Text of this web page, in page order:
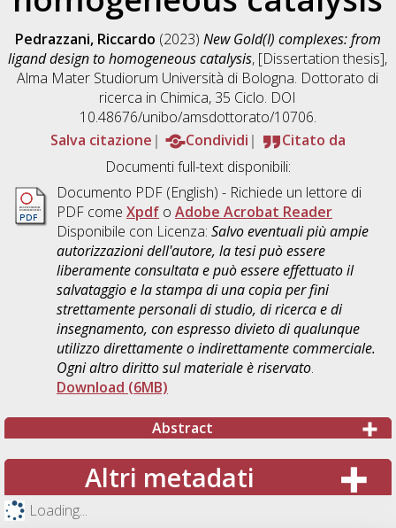
Pedrazzani, Riccardo (2023) New Gold(I) complexes: from
ligand design to homogeneous catalysis, [Dissertation thesis],
Alma Mater Studiorum Università di Bologna. Dottorato di
ricerca in Chimica, 35 Ciclo. DOI
10.48676/unibo/amsdottorato/10706.
Salva citazione
Condividi
Citato da
Documenti full-text disponibili:
Documento PDF(English) - Richiede un lettore di
PDF come Xpdfo Adobe Acrobat Reader
Disponibile con Licenza: Salvo eventuali più ampie
autorizzazioni dell'autore, la tesi può essere
liberamente consultata e può essere effettuato il
salvataggio e la stampa di una copia per fini
strettamente personali di studio, di ricerca e di
insegnamento, con espresso divieto di qualunque
utilizzo direttamente o indirettamente commerciale.
Ogni altro diritto sul materiale è riservato.
Download (6MB)
Abstract
Altri metadati
Loading...